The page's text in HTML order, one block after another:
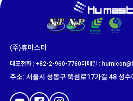
(주)휴마스터
대표전화 : +82-2-960-7760이메일 :
주소: 서울시 성동구 뚝섬로17가길 48성수